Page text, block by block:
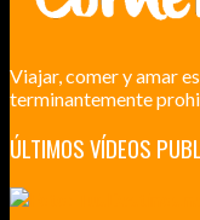
Viajar, comer y amar
terminantemente
ÚLTIMOS VÍDEOS